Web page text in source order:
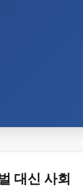
대신 사회